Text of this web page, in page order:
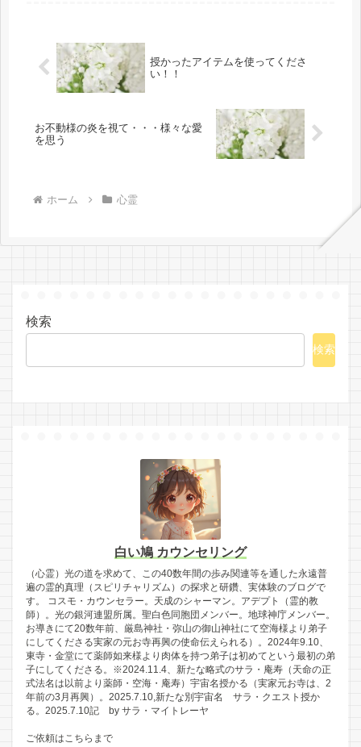
授かったアイテムを使ってくださ
い！！
お不動様の炎を視て・・・様々な愛
を思う
ホーム 心霊
検索
検索
白い鳩 カウンセリング
（心霊）光の道を求めて、この40数年間の歩み関連等を通した永遠普
遍の霊的真理（スピリチャリズム）の探求と研鑽、実体験のブログで
す。 コスモ・カウンセラー。天成のシャーマン。アデプト（霊的教
師）。光の銀河連盟所属。聖白色同胞団メンバー。地球神庁メンバー。
お導きにて20数年前、厳島神社・弥山の御山神社にて空海様より弟子
にしてくださる実家の元お寺再興の使命伝えられる）。2024年9.10、
東寺・金堂にて薬師如来様より肉体を持つ弟子は初めてという最初の弟
子にしてくださる。※2024.11.4、新たな略式のサラ・庵寿（天命の正
式法名は以前より薬師・空海・庵寿）宇宙名授かる（実家元お寺は、2
年前の3月再興）。2025.7.10,新たな別宇宙名 サラ・クエスト授か
る。2025.7.10記 by サラ・マイトレーヤ
ご依頼はこちらまで